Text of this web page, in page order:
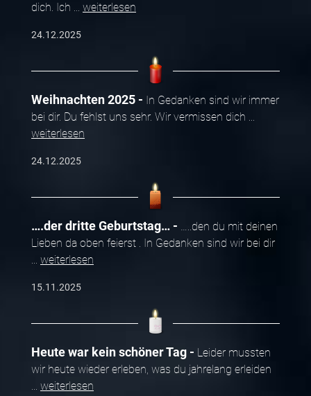
dich. Ich ... weiterlesen
24.12.2025
Weihnachten 2025
In Gedanken sind wir immer
bei dir. Du fehlst uns sehr. Wir vermissen dich ...
weiterlesen
24.12.2025
….der dritte Geburtstag…
…..den du mit deinen
Lieben da oben feierst . In Gedanken sind wir bei dir
... weiterlesen
15.11.2025
Heute war kein schöner Tag
Leider mussten
wir heute wieder erleben, was du jahrelang erleiden
... weiterlesen